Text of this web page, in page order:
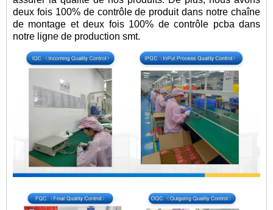
deux fois 100% de contrôle de produit dans notre chaîne
de montage et deux fois 100% de contrôle pcba dans
notre ligne de production smt.